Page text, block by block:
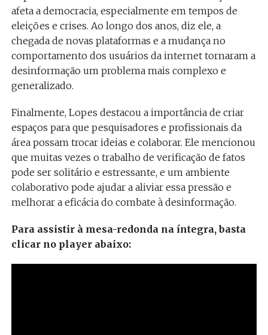
afeta a democracia, especialmente em tempos de
eleições e crises. Ao longo dos anos, diz ele, a
chegada de novas plataformas e a mudança no
comportamento dos usuários da internet tornaram a
desinformação um problema mais complexo e
generalizado.
Finalmente, Lopes destacou a importância de criar
espaços para que pesquisadores e profissionais da
área possam trocar ideias e colaborar. Ele mencionou
que muitas vezes o trabalho de verificação de fatos
pode ser solitário e estressante, e um ambiente
colaborativo pode ajudar a aliviar essa pressão e
melhorar a eficácia do combate à desinformação.
Para assistir à mesa-redonda na íntegra, basta
clicar no player abaixo: